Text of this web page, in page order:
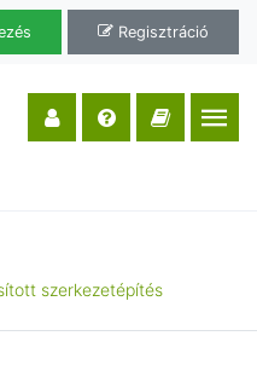
Regisztráció
szerkezetépítés